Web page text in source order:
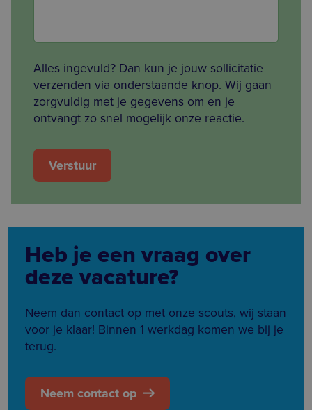
Alles ingevuld? Dan kun je jouw sollicitatie
verzenden via onderstaande knop. Wij gaan
zorgvuldig met je gegevens om en je
ontvangt zo snel mogelijk onze reactie.
Heb je een vraag over
deze vacature?
Neem dan contact op met onze scouts, wij staan
voor je klaar! Binnen 1 werkdag komen we bij je
terug.
Neem contact op